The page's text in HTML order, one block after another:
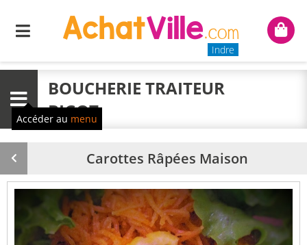
Menu
Indre
Mon
Menu
BOUCHERIE TRAITEUR
BIGOT
Accéder au menu
Produit
précédent
Carottes Râpées Maison